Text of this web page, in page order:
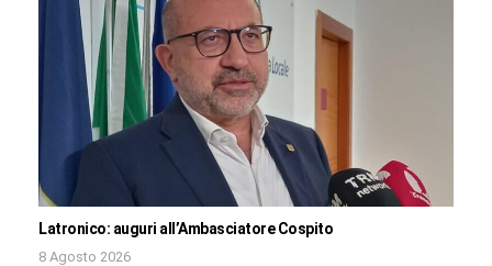
Latronico: auguri all’Ambasciatore Cospito
8 Agosto 2026